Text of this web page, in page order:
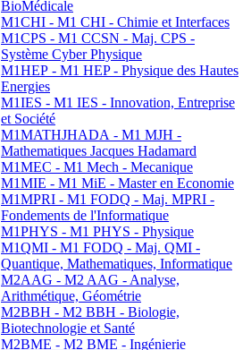
BioMédicale
M1CHI - M1 CHI - Chimie et Interfaces
M1CPS - M1 CCSN - Maj. CPS -
Système Cyber Physique
M1HEP - M1 HEP - Physique des Hautes
Energies
M1IES - M1 IES - Innovation, Entreprise
et Société
M1MATHJHADA - M1 MJH -
Mathematiques Jacques Hadamard
M1MEC - M1 Mech - Mecanique
M1MIE - M1 MiE - Master en Economie
M1MPRI - M1 FODQ - Maj. MPRI -
Fondements de l'Informatique
M1PHYS - M1 PHYS - Physique
M1QMI - M1 FODQ - Maj. QMI -
Quantique, Mathematiques, Informatique
M2AAG - M2 AAG - Analyse,
Arithmétique, Géométrie
M2BBH - M2 BBH - Biologie,
Biotechnologie et Santé
M2BME - M2 BME - Ingénierie